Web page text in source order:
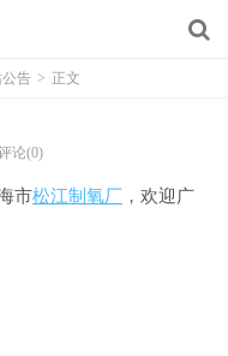
公告 > 正文
论(0)
市松江制氧厂 ，欢迎广